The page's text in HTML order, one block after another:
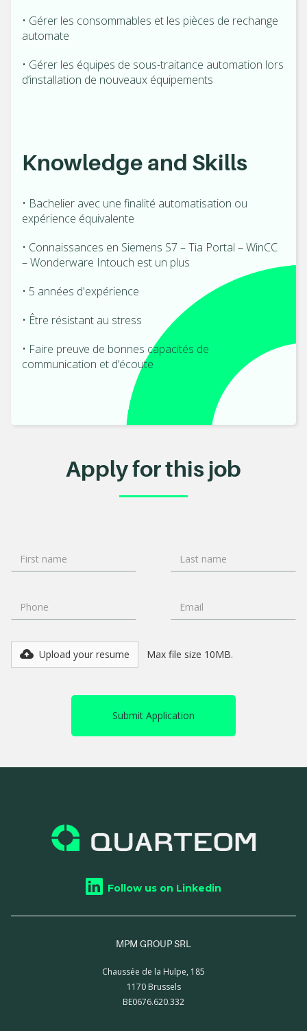
• Gérer les consommables et les pièces de rechange
automate
• Gérer les équipes de sous-traitance automation lors
d’installation de nouveaux équipements
Knowledge and Skills
• Bachelier avec une finalité automatisation ou
expérience équivalente
• Connaissances en Siemens S7 – Tia Portal – WinCC
– Wonderware Intouch est un plus
• 5 années d'expérience
• Être résistant au stress
• Faire preuve de bonnes capacités de
communication et d’écoute
Apply for this job
Upload your resume Max file size 10MB.
Follow us on Linkedin
MPM GROUP SRL
Chaussée de la Hulpe, 185
1170 Brussels
BE0676.620.332